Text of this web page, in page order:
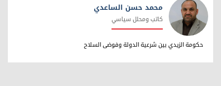
محمد حسن الساعدي
محمد حسن الساعدي
كاتب ومحلل سياسي
حكومة الزيدي بين شرعية الدولة وفوضى السلاح